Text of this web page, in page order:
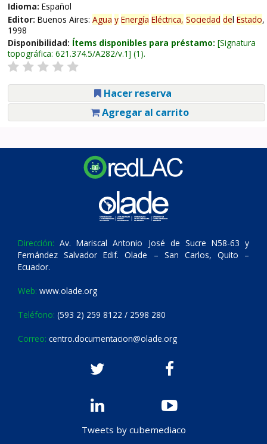
Idioma: Español
Editor: Buenos Aires: Agua y Energía Eléctrica, Sociedad del Estado,
1998
Disponibilidad: Ítems disponibles para préstamo: Signatura
topográfica: 621.374.5/A282/v.1 (1).
Hacer reserva
Agregar al carrito
Dirección: Av. Mariscal Antonio José de Sucre N58-63 y
Fernández Salvador Edif. Olade – San Carlos, Quito –
Ecuador.
Web: www.olade.org
Teléfono: (593 2) 259 8122 / 2598 280
Correo: centro.documentacion@olade.org
Tweets by cubemediaco